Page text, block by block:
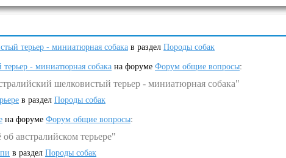
терьер - миниатюрная собака в раздел Породы собак
- миниатюрная собака на форуме Форум общие вопросы:
шелковистый терьер - миниатюрная собака"
в раздел Породы собак
на форуме Форум общие вопросы:
австралийском терьере"
в раздел Породы собак